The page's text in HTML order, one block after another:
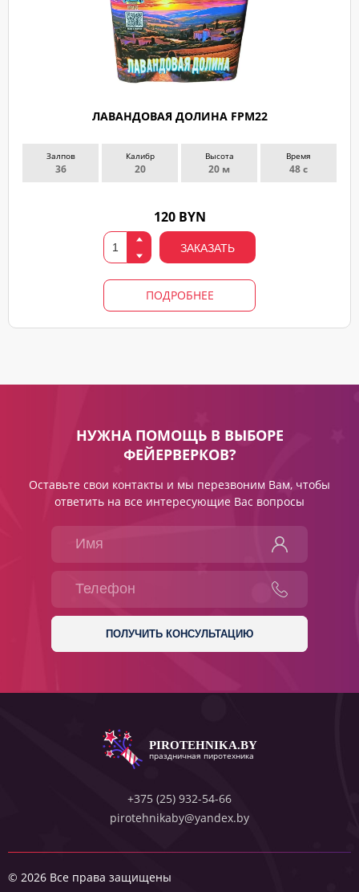
ЛАВАНДОВАЯ ДОЛИНА FPM22
Залпов
36
Калибр
20
Высота
20 м
Время
48 с
120 BYN
ЗАКАЗАТЬ
ПОДРОБНЕЕ
НУЖНА ПОМОЩЬ В ВЫБОРЕ
ФЕЙЕРВЕРКОВ?
Оставьте свои контакты и мы перезвоним Вам, чтобы
ответить на все интересующие Вас вопросы
PIROTEHNIKA.BY
праздничная пиротехника
+375 (25) 932-54-66
pirotehnikaby@yandex.by
© 2026 Все права защищены